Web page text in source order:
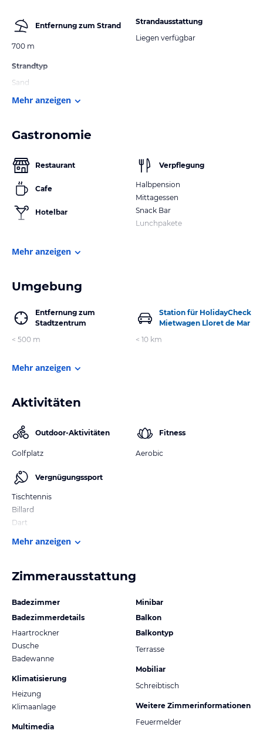
Entfernung zum Strand
700 m
Strandtyp
Sand
Strandausstattung
Liegen verfügbar
Mehr anzeigen
Gastronomie
Restaurant
Cafe
Hotelbar
Verpflegung
Halbpension
Mittagessen
Snack Bar
Lunchpakete
Mehr anzeigen
Umgebung
Entfernung zum
Stadtzentrum
< 500 m
Station für HolidayCheck
Mietwagen Lloret de Mar
< 10 km
Mehr anzeigen
Aktivitäten
Outdoor-Aktivitäten
Golfplatz
Vergnügungssport
Tischtennis
Billard
Dart
Fitness
Aerobic
Mehr anzeigen
Zimmerausstattung
Badezimmer
Badezimmerdetails
Haartrockner
Dusche
Badewanne
Klimatisierung
Heizung
Klimaanlage
Multimedia
Minibar
Balkon
Balkontyp
Terrasse
Mobiliar
Schreibtisch
Weitere Zimmerinformationen
Feuermelder